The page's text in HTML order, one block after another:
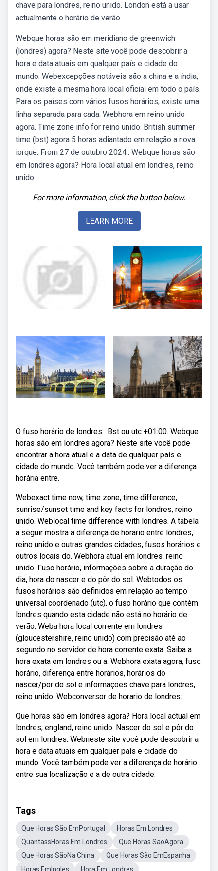
chave para londres, reino unido. London está a usar
actualmente o horário de verão.
Webque horas são em meridiano de greenwich
(londres) agora? Neste site você pode descobrir a
hora e data atuais em qualquer país e cidade do
mundo. Webexcepções notáveis são a china e a índia,
onde existe a mesma hora local oficial em todo o país.
Para os países com vários fusos horários, existe uma
linha separada para cada. Webhora em reino unido
agora. Time zone info for reino unido. British summer
time (bst) agora 5 horas adiantado em relação a nova
iorque. From 27 de outubro 2024:. Webque horas são
em londres agora? Hora local atual em londres, reino
unido.
For more information, click the button below.
LEARN MORE
O fuso horário de londres : Bst ou utc +01:00. Webque
horas são em londres agora? Neste site você pode
encontrar a hora atual e a data de qualquer país e
cidade do mundo. Você também pode ver a diferença
horária entre.
Webexact time now, time zone, time difference,
sunrise/sunset time and key facts for londres, reino
unido. Weblocal time difference with londres. A tabela
a seguir mostra a diferença de horário entre londres,
reino unido e outras grandes cidades, fusos horários e
outros locais do. Webhora atual em londres, reino
unido. Fuso horário, informações sobre a duração do
dia, hora do nascer e do pôr do sol. Webtodos os
fusos horários são definidos em relação ao tempo
universal coordenado (utc), o fuso horário que contém
londres quando esta cidade não está no horário de
verão. Weba hora local corrente em londres
(gloucestershire, reino unido) com precisão até ao
segundo no servidor de hora corrente exata. Saiba a
hora exata em londres ou a. Webhora exata agora, fuso
horário, diferença entre horários, horários do
nascer/pôr do sol e informações chave para londres,
reino unido. Webсonversor de horario de londres:
Que horas são em londres agora? Hora local actual em
londres, england, reino unido. Nascer do sol e pôr do
sol em londres. Webneste site você pode descobrir a
hora e data atuais em qualquer país e cidade do
mundo. Você também pode ver a diferença de horário
entre sua localização e a de outra cidade.
Tags
Que Horas São EmPortugal
Horas Em Londres
QuantassHoras Em Londres
Que Horas SaoAgora
Que Horas SãoNa China
Que Horas São EmEspanha
Horas EmIngles
Hora Em Londres